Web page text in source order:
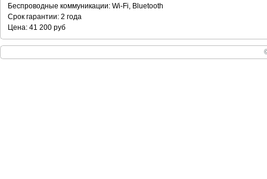
Беспроводные коммуникации: Wi-Fi, Bluetooth
Срок гарантии: 2 года
Цена: 41 200 руб